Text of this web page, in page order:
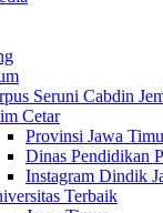
Seruni Cabdin
Cetar
Provinsi Jawa
Dinas Pendidikan
Instagram Dindik
Terbaik